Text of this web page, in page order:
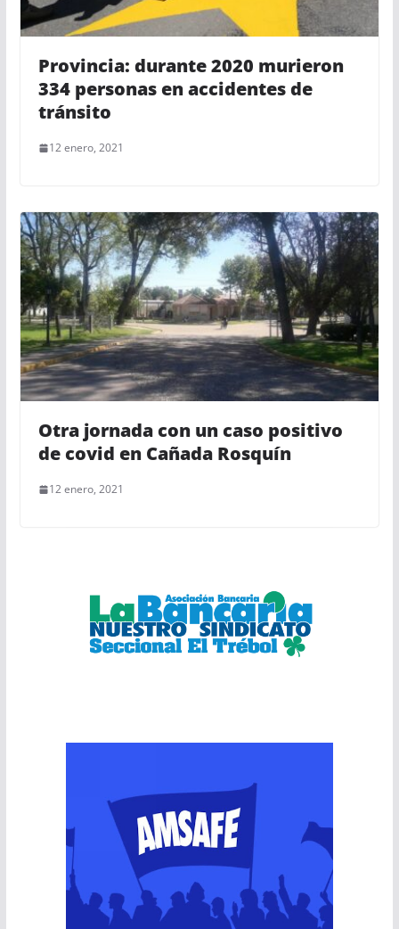
Provincia: durante 2020 murieron
334 personas en accidentes de
tránsito
12 enero, 2021
Otra jornada con un caso positivo
de covid en Cañada Rosquín
12 enero, 2021